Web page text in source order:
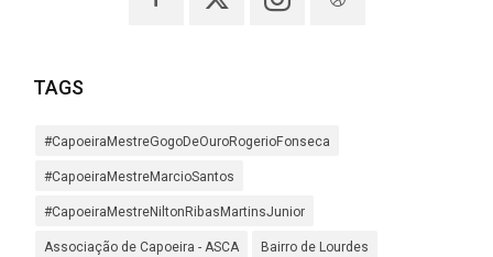
TAGS
#CapoeiraMestreGogoDeOuroRogerioFonseca
#CapoeiraMestreMarcioSantos
#CapoeiraMestreNiltonRibasMartinsJunior
Associação de Capoeira - ASCA Bairro de Lourdes